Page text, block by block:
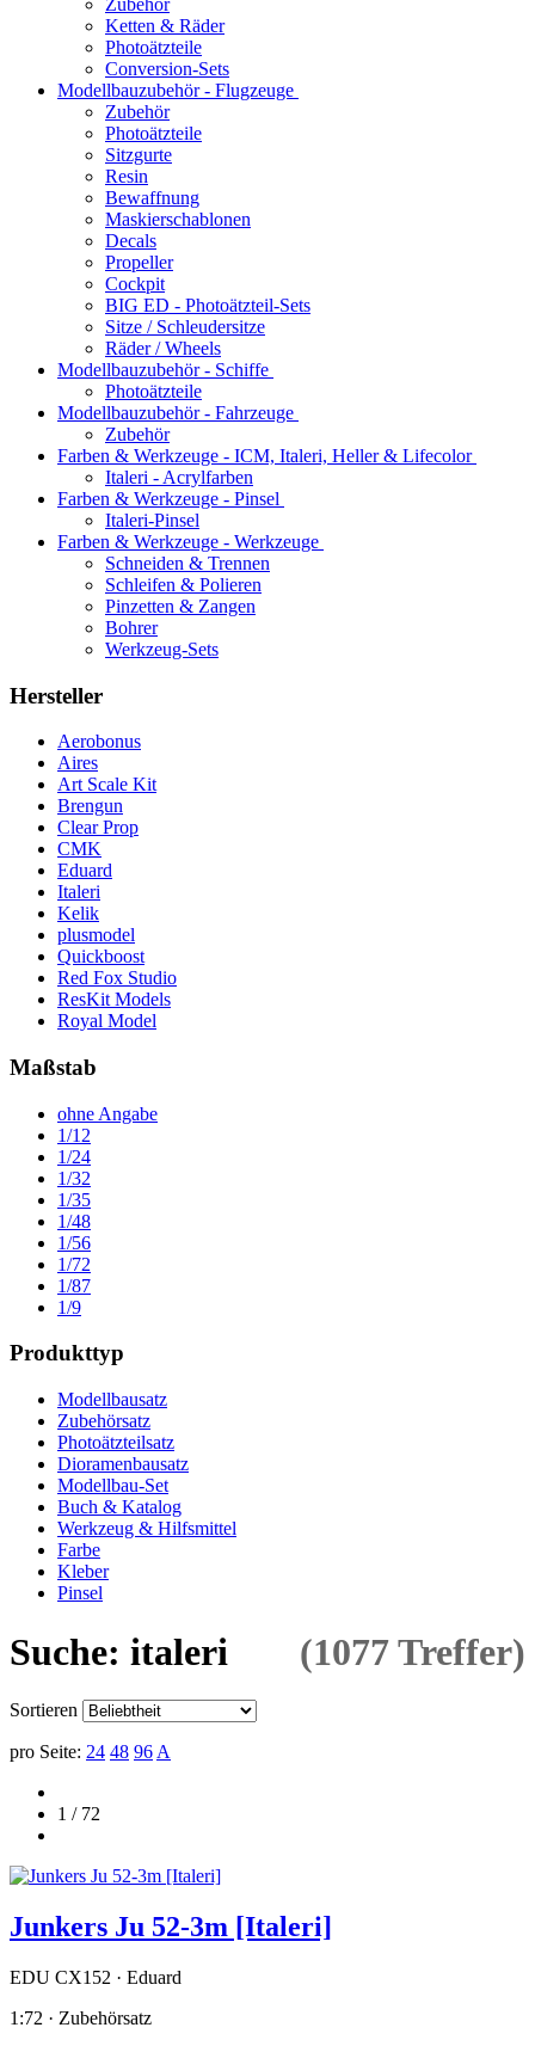
Ketten & Räder
Photoätzteile
Conversion-Sets
Modellbauzubehör - Flugzeuge
Zubehör
Photoätzteile
Sitzgurte
Resin
Bewaffnung
Maskierschablonen
Decals
Propeller
Cockpit
BIG ED - Photoätzteil-Sets
Sitze / Schleudersitze
Räder / Wheels
Modellbauzubehör - Schiffe
Photoätzteile
Modellbauzubehör - Fahrzeuge
Zubehör
Farben & Werkzeuge - ICM, Italeri, Heller & Lifecolor
Italeri - Acrylfarben
Farben & Werkzeuge - Pinsel
Italeri-Pinsel
Farben & Werkzeuge - Werkzeuge
Schneiden & Trennen
Schleifen & Polieren
Pinzetten & Zangen
Bohrer
Werkzeug-Sets
Hersteller
Aerobonus
Aires
Art Scale Kit
Brengun
Clear Prop
CMK
Eduard
Italeri
Kelik
plusmodel
Quickboost
Red Fox Studio
ResKit Models
Royal Model
Maßstab
ohne Angabe
1/12
1/24
1/32
1/35
1/48
1/56
1/72
1/87
1/9
Produkttyp
Modellbausatz
Zubehörsatz
Photoätzteilsatz
Dioramenbausatz
Modellbau-Set
Buch & Katalog
Werkzeug & Hilfsmittel
Farbe
Kleber
Pinsel
Suche: italeri (1077 Treffer)
Sortieren
pro Seite: 24 48 96 A
1 / 72
Junkers Ju 52-3m [Italeri]
EDU CX152 · Eduard
1:72 · Zubehörsatz